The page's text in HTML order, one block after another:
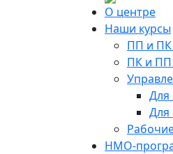
О центре
Наши курсы
ПП и ПК
ПК и ПП
Для
Для
НМО-